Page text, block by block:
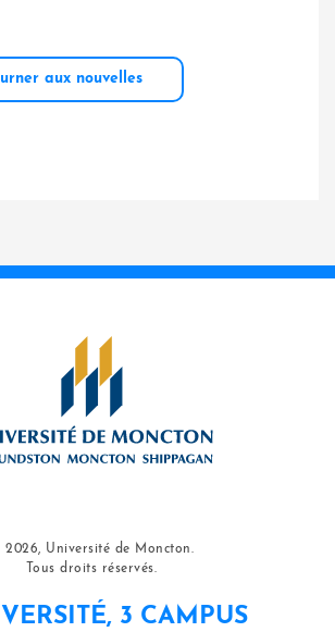
aux nouvelles
2026, Université de Moncton.
Tous droits réservés.
3 CAMPUS